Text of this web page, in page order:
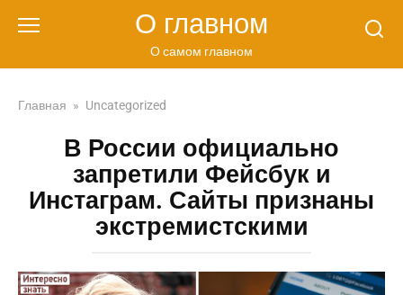
О главном
О самом главном
Главная » Uncategorized
В России официально
запретили Фейсбук и
Инстаграм. Сайты признаны
экстремистскими